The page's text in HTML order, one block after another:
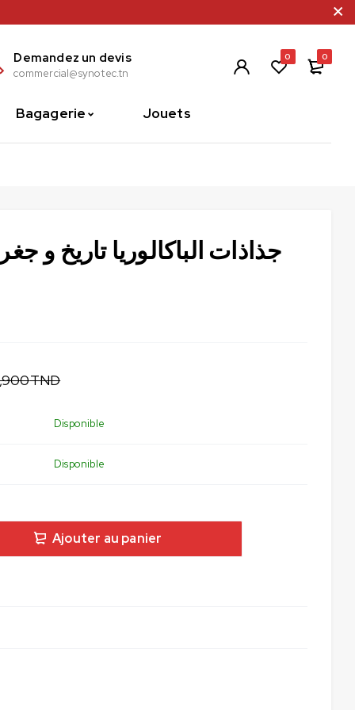
Demandez un devis
commercial@synotec.tn
0 0
Bagagerie Jouets
جذاذات الباكالوريا تاريخ و
TND
Disponible
Disponible
Ajouter au panier